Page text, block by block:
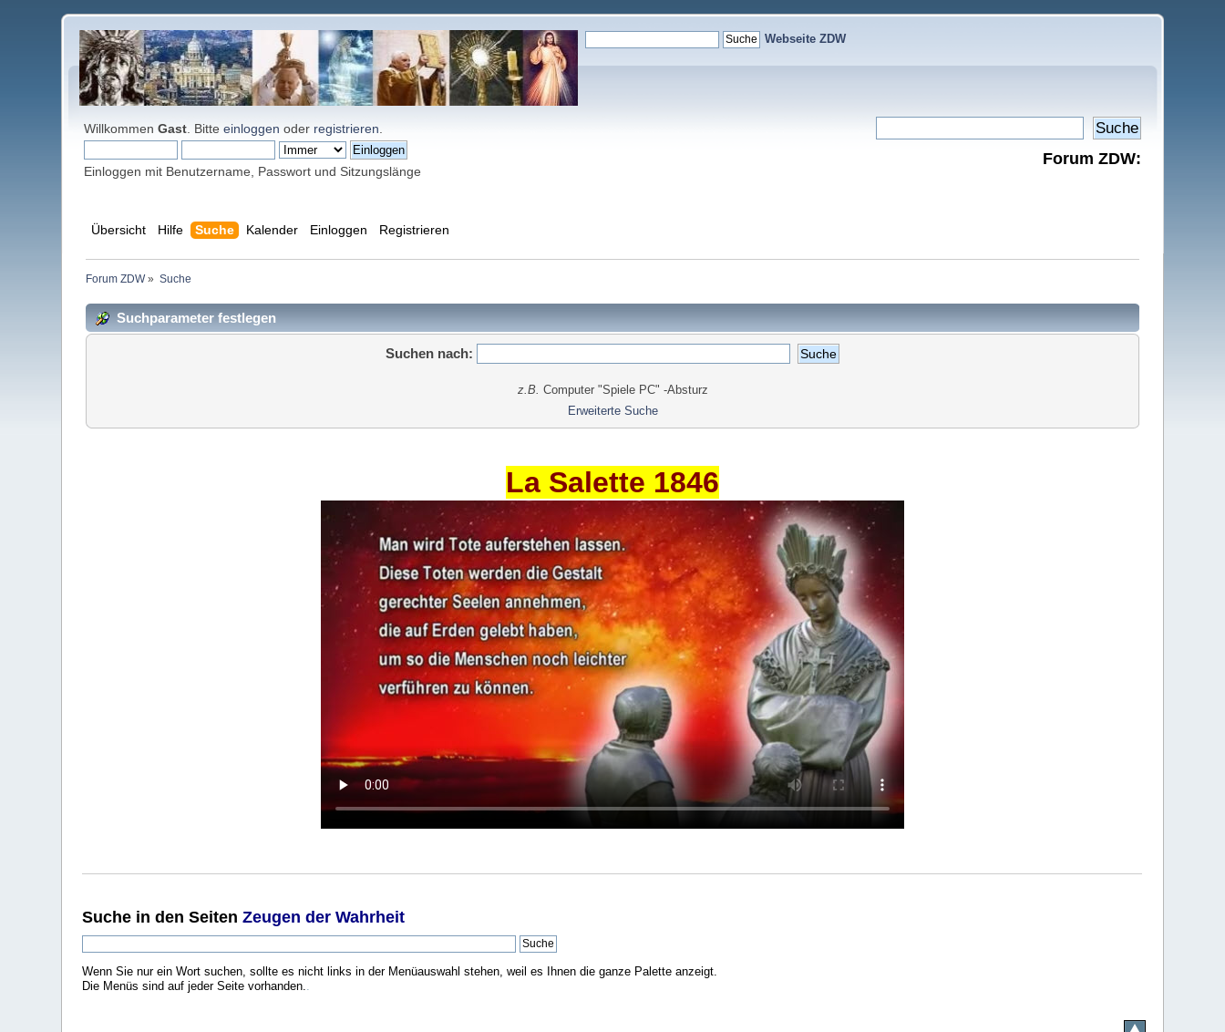
Webseite ZDW
WillkommenGast . Bitteeinloggen oder registrieren
Einloggen mit Benutzername, Passwort und Sitzungslänge
Forum ZDW:
Übersicht Hilfe Suche Kalender Einloggen Registrieren
Forum ZDW» Suche
Suchparameter festlegen
Suchen nach:
z.B. Computer "Spiele PC" -Absturz
Erweiterte Suche
La Salette 1846
Suche in den SeitenZeugen der Wahrheit
Wenn Sie nur ein Wort suchen, sollte es nicht links in der Menüauswahl stehen, weil es Ihnen die ganze Palette anzeigt.
Die Menüs sind auf jeder Seite vorhanden..